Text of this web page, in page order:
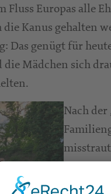
Fluss Europas alle
Kanus gehalten
Das genügt für
die Mädchen sich
Nach
sie